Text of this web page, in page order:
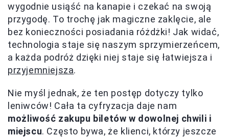
wygodnie usiąść na kanapie i czekać na swoją
przygodę. To trochę jak magiczne zaklęcie, ale
bez konieczności posiadania różdżki! Jak widać,
technologia staje się naszym sprzymierzeńcem,
a każda podróż dzięki niej staje się łatwiejsza i
przyjemniejsza.
Nie myśl jednak, że ten postęp dotyczy tylko
leniwców! Cała ta cyfryzacja daje nam
możliwość zakupu biletów w dowolnej chwili i
miejscu. Często bywa, że klienci, którzy jeszcze